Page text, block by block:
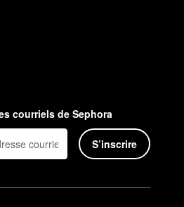
courriels de Sephora
S’inscrire